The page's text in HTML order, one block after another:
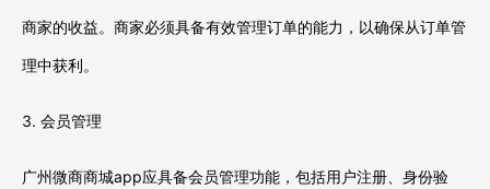
商家的收益。商家必须具备有效管理订单的能力，以确保从订单管
理中获利。
3. 会员管理
广州微商商城app应具备会员管理功能，包括用户注册、身份验